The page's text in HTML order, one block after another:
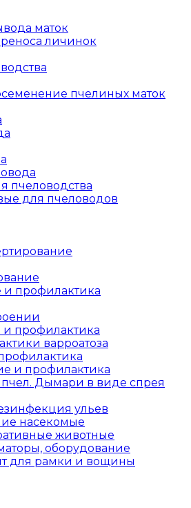
маток
личинок
пчелиных маток
пчеловодства
для пчеловодов
и профилактика
и профилактика
варроатоза
и профилактика
пчел. Дымари в виде спрея
ульев
насекомые
животные
оборудование
для рамки и вощины